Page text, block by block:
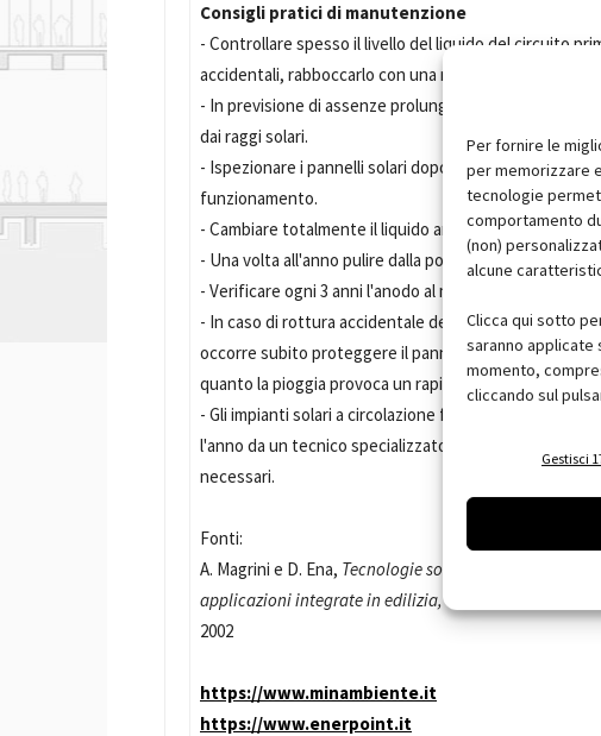
Per fornire le
per memorizzare
tecnologie
comportamento
(non)
alcune
Clicca qui sotto
saranno applicate
momento,
cliccando sul
Gestisci
Consigli pratici di manutenzione
- Controllare spesso il livello del liquido del circuito
accidentali, rabboccarlo con una miscela antigelo diluita
- In previsione di assenze prolungate Ã¨ opportuno
dai raggi solari.
- Ispezionare i pannelli solari dopo lunghi periodi di
funzionamento.
- Cambiare totalmente il liquido antigelo almeno ogni 5
- Una volta all'anno pulire dalla polvere le superfici dei
- Verificare ogni 3 anni l'anodo al magnesio del
- In caso di rottura accidentale del vetro del
occorre subito proteggere il pannello dalla pioggia
quanto la pioggia provoca un rapido e grave
- Gli impianti solari a circolazione forzata devono
l'anno da un tecnico specializzato,per eseguire gli
necessari.
Fonti:
A. Magrini e D. Ena, Tecnologie solari attive e passive.
applicazioni integrate in edilizia,EPC Libri, Quaderni
2002
https://www.minambiente.it
https://www.enerpoint.it